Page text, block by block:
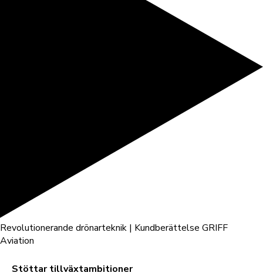
Revolutionerande drönarteknik | Kundberättelse GRIFF
Aviation
Stöttar tillväxtambitioner